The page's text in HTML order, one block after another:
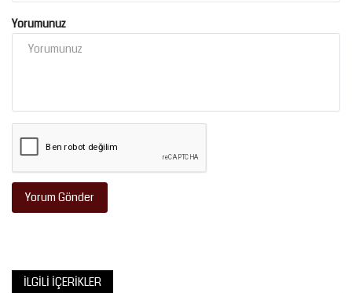
Yorumunuz
Yorum Gönder
İLGILI İÇERIKLER